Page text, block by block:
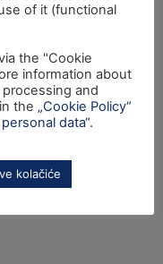
10000 Zagreb
400
599
of it (functional
the "Cookie
information about
and
the „Cookie Policy“
data“.
kolačiće